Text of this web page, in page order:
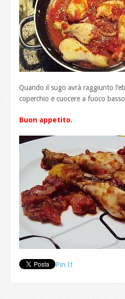
Quando il sugo avrà raggiunto
coperchio e cuocere a fuoco
Buon appetito.
Pin It